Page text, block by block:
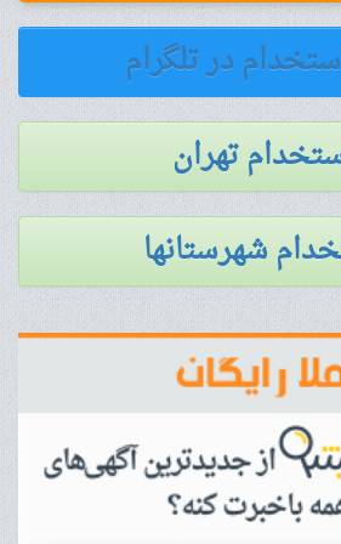
در تلگرام
تهران
شهرستانها